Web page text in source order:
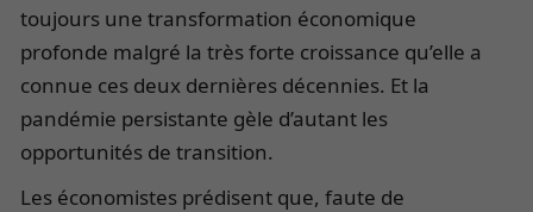
toujours une transformation économique
profonde malgré la très forte croissance qu’elle a
connue ces deux dernières décennies. Et la
pandémie persistante gèle d’autant les
opportunités de transition.
Les économistes prédisent que, faute de